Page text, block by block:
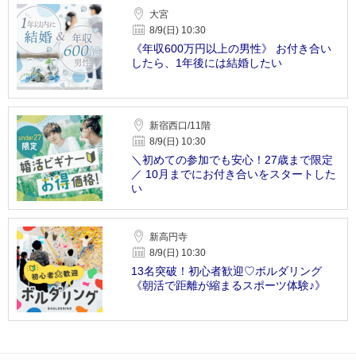
大宮
8/9(日) 10:30
《年収600万円以上の男性》 お付き合い
したら、1年後には結婚したい
新宿西口/11階
8/9(日) 10:30
＼初めての参加でも安心！27歳まで限定
／ 10月までにお付き合いをスタートした
い
新高円寺
8/9(日) 10:30
13名突破！初心者歓迎♡ボルダリング
《朝活で距離が縮まるスポーツ体験♪》